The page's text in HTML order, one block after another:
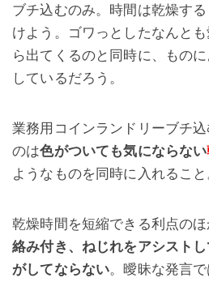
ブチ込むのみ。時間は乾燥す
けよう。ゴワっとしたなんと
ら出てくるのと同時に、もの
しているだろう。
業務用コインランドリーブチ
のは色がついても気にならない
ようなものを同時に入れること
乾燥時間を短縮できる利点のほ
絡み付き、ねじれをアシスト
がしてならない。曖昧な発言